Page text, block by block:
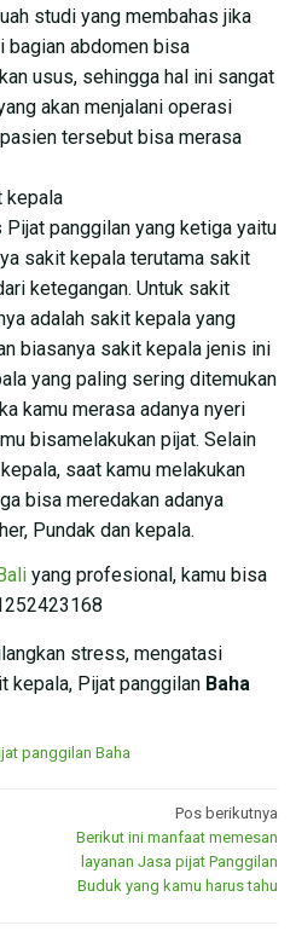
studi yang membahas jika
bagian abdomen bisa
usus, sehingga hal ini sangat
akan menjalani operasi
tersebut bisa merasa
kepala
panggilan yang ketiga yaitu
sakit kepala terutama sakit
ketegangan. Untuk sakit
adalah sakit kepala yang
biasanya sakit kepala jenis ini
yang paling sering ditemukan
kamu merasa adanya nyeri
bisamelakukan pijat. Selain
saat kamu melakukan
bisa meredakan adanya
Pundak dan kepala.
yang profesional, kamu bisa
stress, mengatasi
kepala, Pijat panggilan Baha
panggilan Baha
Pos berikutnya
Berikut ini manfaat memesan
layanan Jasa pijat Panggilan
Buduk yang kamu harus tahu